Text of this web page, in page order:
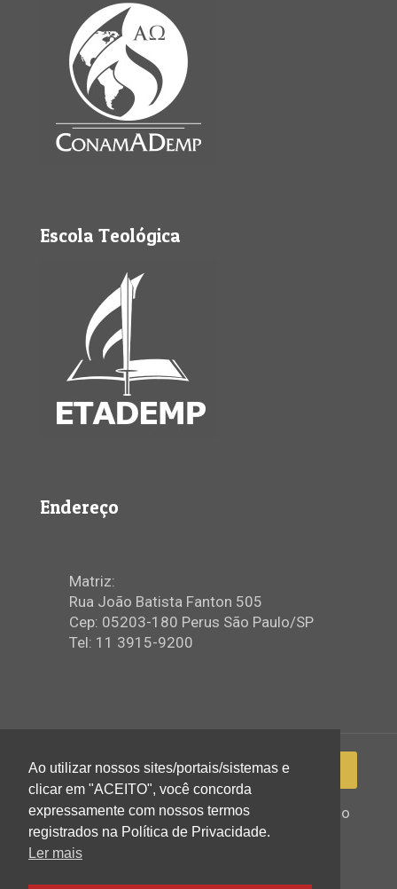
Escola Teológica
Endereço
Matriz:
Rua João Batista Fanton 505
Cep: 05203-180 Perus São Paulo/SP
Tel: 11 3915-9200
2022 © Igreja Assembleia de Deus Ministério
de Perus - Todos os direitos reservados
Ao utilizar nossos sites/portais/sistemas e
clicar em "ACEITO", você concorda
expressamente com nossos termos
registrados na Política de Privacidade.
Ler mais